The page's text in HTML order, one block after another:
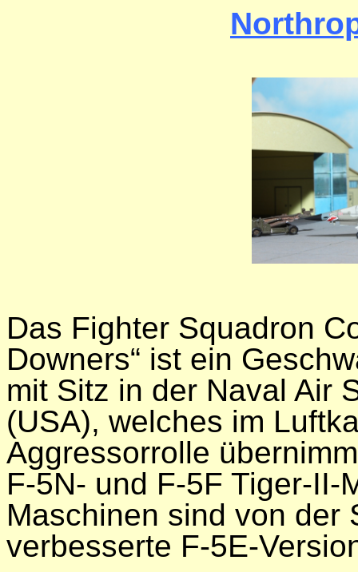
Das Fighter Squadron
Downers“ ist ein
mit Sitz in der Naval Air
(USA), welches im
Aggressorrolle
F-5N- und F-5F Tiger-II-
Maschinen sind von der
verbesserte F-5E-